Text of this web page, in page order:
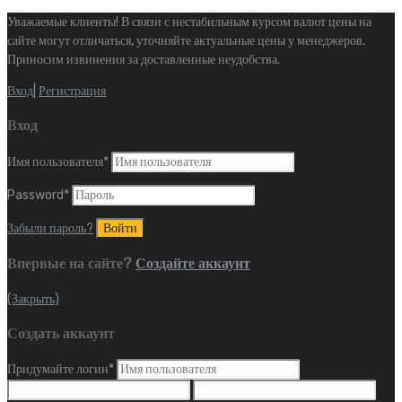
Уважаемые клиенты! В связи с нестабильным курсом валют цены на
сайте могут отличаться, уточняйте актуальные цены у менеджеров.
Приносим извинения за доставленные неудобства.
Вход Регистрация
Вход
Имя пользователя*
Password*
Забыли пароль?
Впервые на сайте? Создайте аккаунт
(Закрыть)
Создать аккаунт
Придумайте логин*